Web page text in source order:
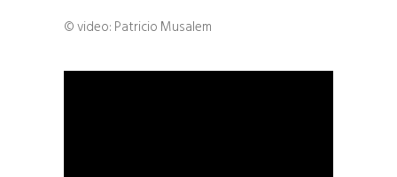
© video: Patricio Musalem